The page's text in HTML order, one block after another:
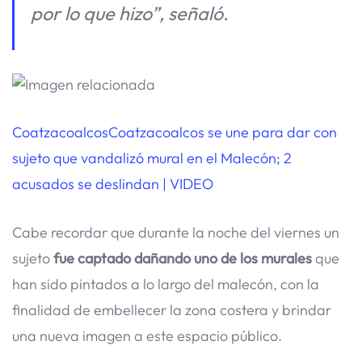
por lo que hizo”, señaló.
CoatzacoalcosCoatzacoalcos se une para dar con
sujeto que vandalizó mural en el Malecón; 2
acusados se deslindan | VIDEO
Cabe recordar que durante la noche del viernes un
sujetofue captado dañando uno de los muralesque
han sido pintados a lo largo del malecón, con la
finalidad de embellecer la zona costera y brindar
una nueva imagen a este espacio público.